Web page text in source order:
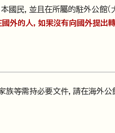
國民，並且在所屬的駐外公館
外的人，如果沒有向國外提出
等需持必要文件，請在海外公